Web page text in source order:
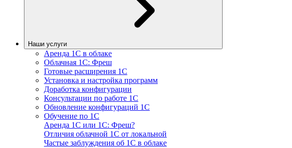
Наши услуги
Аренда 1С в облаке
Облачная 1С: Фреш
Готовые расширения 1С
Установка и настройка программ
Доработка конфигурации
Консультации по работе 1С
Обновление конфигураций 1С
Обучение по 1С
Аренда 1С или 1С: Фреш?
Отличия облачной 1С от локальной
Частые заблуждения об 1С в облаке